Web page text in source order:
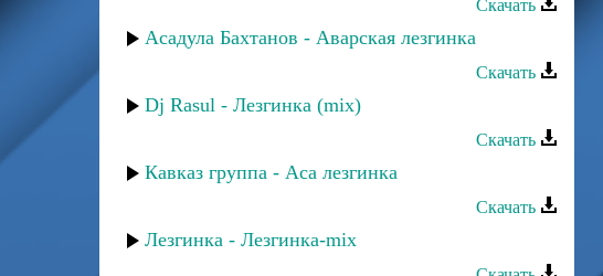
Скачать
Асадула Бахтанов - Аварская лезгинка
Скачать
Dj Rasul - Лезгинка (mix)
Скачать
Кавказ группа - Аса лезгинка
Скачать
Лезгинка - Лезгинка-mix